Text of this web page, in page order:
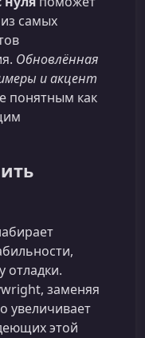
самых
Обновлённая
и акцент
понятным как
отладки.
заменяя
увеличивает
этой